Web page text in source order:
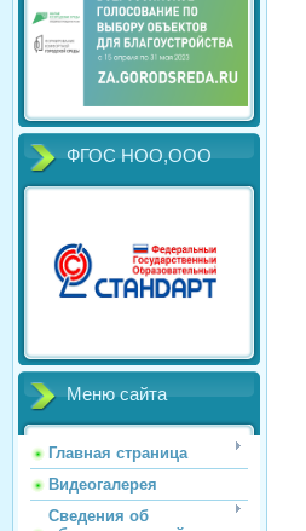
ФГОС НОО,ООО
Меню сайта
Главная страница
Видеогалерея
Сведения об